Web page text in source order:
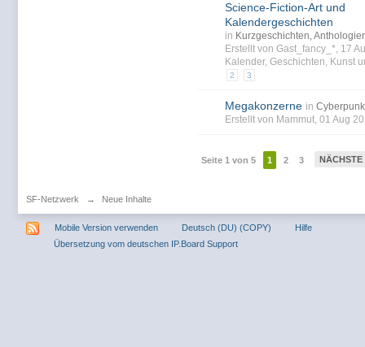
Science-Fiction-Art und
Kalendergeschichten
in Kurzgeschichten,
Erstellt von Gast_fancy_*, 17
Kalender, Geschichten, Kunst
2 3
Megakonzerne in
Erstellt von Mammut, 01 Aug
Seite 1 von 5 1 2 3 NÄCHSTE
SF-Netzwerk → Neue Inhalte
Mobile Version verwenden Deutsch (DU) (COPY)
Hilfe
Übersetzung vom deutschen IP.Board Support